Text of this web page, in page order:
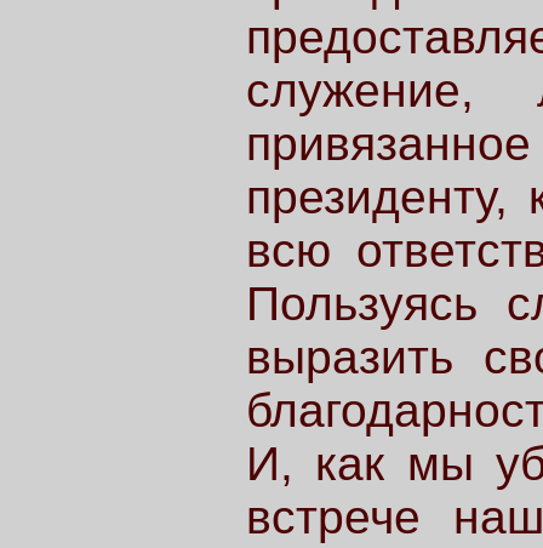
служение,
президенту,
всю
Пользуясь
выразить
И, как мы
встрече